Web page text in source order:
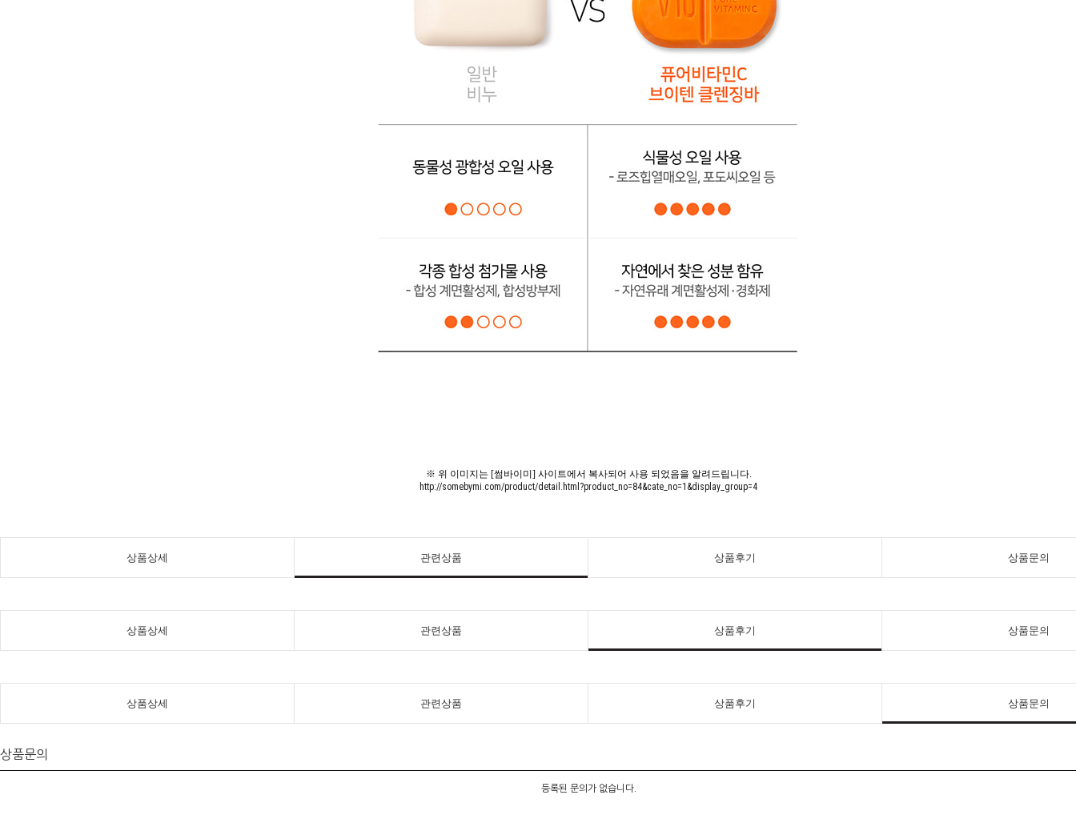
※ 위 이미지는 [썸바이미] 사이트에서 복사되어 사용 되었음을 알려드립니다.
http://somebymi.com/product/detail.html?product_no=84&cate_no=1&display_group=4
상품상세 관련상품 상품후기 상품문의
상품상세 관련상품 상품후기 상품문의
상품상세 관련상품 상품후기 상품문의
상품문의
등록된 문의가 없습니다.